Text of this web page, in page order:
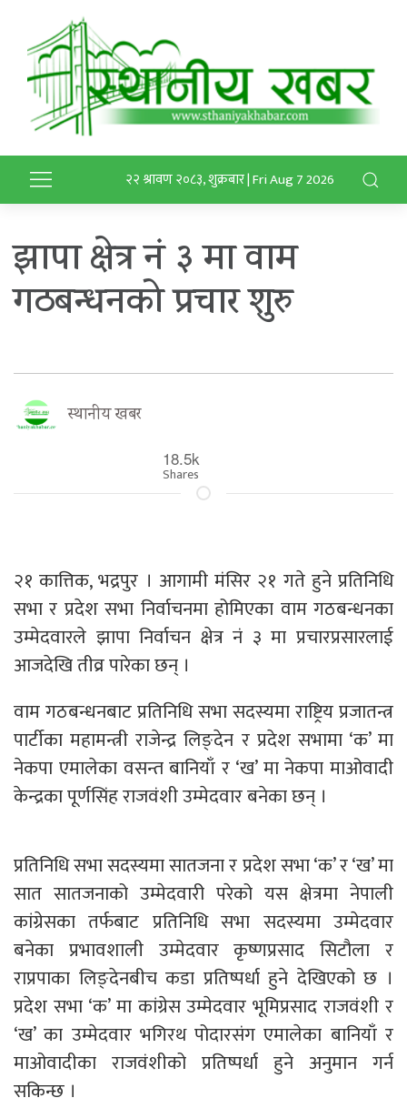
२२ श्रावण २०८३, शुक्रबार | Fri Aug 7 2026
झापा क्षेत्र नं ३ मा वाम
गठबन्धनको प्रचार शुरु
स्थानीय खबर
18.5k
Shares
२१ कात्तिक, भद्रपुर । आगामी मंसिर २१ गते हुने प्रतिनिधि
सभा र प्रदेश सभा निर्वाचनमा होमिएका वाम गठबन्धनका
उम्मेदवारले झापा निर्वाचन क्षेत्र नं ३ मा प्रचारप्रसारलाई
आजदेखि तीव्र पारेका छन् ।
वाम गठबन्धनबाट प्रतिनिधि सभा सदस्यमा राष्ट्रिय प्रजातन्त्र
पार्टीका महामन्त्री राजेन्द्र लिङ्देन र प्रदेश सभामा ‘क’ मा
नेकपा एमालेका वसन्त बानियाँ र ‘ख’ मा नेकपा माओवादी
केन्द्रका पूर्णसिंह राजवंशी उम्मेदवार बनेका छन् ।
प्रतिनिधि सभा सदस्यमा सातजना र प्रदेश सभा ‘क’ र ‘ख’ मा
सात सातजनाको उम्मेदवारी परेको यस क्षेत्रमा नेपाली
कांग्रेसका तर्फबाट प्रतिनिधि सभा सदस्यमा उम्मेदवार
बनेका प्रभावशाली उम्मेदवार कृष्णप्रसाद सिटौला र
राप्रपाका लिङ्देनबीच कडा प्रतिष्पर्धा हुने देखिएको छ ।
प्रदेश सभा ‘क’ मा कांग्रेस उम्मेदवार भूमिप्रसाद राजवंशी र
‘ख’ का उम्मेदवार भगिरथ पोदारसंग एमालेका बानियाँ र
माओवादीका राजवंशीको प्रतिष्पर्धा हुने अनुमान गर्न
सकिन्छ ।